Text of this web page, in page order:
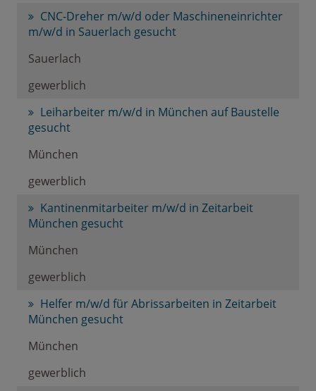
CNC-Dreher m/w/d oder Maschineneinrichter
m/w/d in Sauerlach gesucht
Sauerlach
gewerblich
Leiharbeiter m/w/d in München auf Baustelle
gesucht
München
gewerblich
Kantinenmitarbeiter m/w/d in Zeitarbeit
München gesucht
München
gewerblich
Helfer m/w/d für Abrissarbeiten in Zeitarbeit
München gesucht
München
gewerblich